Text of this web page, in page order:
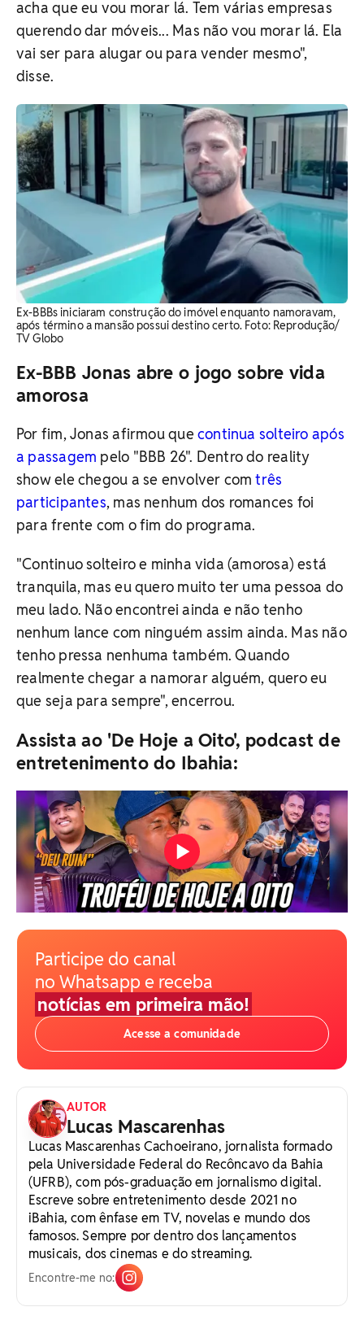
acha que eu vou morar lá. Tem várias empresas
querendo dar móveis... Mas não vou morar lá. Ela
vai ser para alugar ou para vender mesmo",
disse.
Ex-BBBs iniciaram construção do imóvel enquanto namoravam,
após término a mansão possui destino certo. Foto: Reprodução/
TV Globo
Ex-BBB Jonas abre o jogo sobre vida
amorosa
Por fim, Jonas afirmou que continua solteiro após
a passagem pelo "BBB 26". Dentro do reality
show ele chegou a se envolver comtrês
participantes, mas nenhum dos romances foi
para frente com o fim do programa.
"Continuo solteiro e minha vida (amorosa) está
tranquila, mas eu quero muito ter uma pessoa do
meu lado. Não encontrei ainda e não tenho
nenhum lance com ninguém assim ainda. Mas não
tenho pressa nenhuma também. Quando
realmente chegar a namorar alguém, quero eu
que seja para sempre", encerrou.
Assista ao 'De Hoje a Oito', podcast de
entretenimento do Ibahia:
Participe do canal
no Whatsapp e receba
notícias em primeira mão!
Acesse a comunidade
AUTOR
Lucas Mascarenhas
Lucas Mascarenhas Cachoeirano, jornalista formado
pela Universidade Federal do Recôncavo da Bahia
(UFRB), com pós-graduação em jornalismo digital.
Escreve sobre entretenimento desde 2021 no
iBahia, com ênfase em TV, novelas e mundo dos
famosos. Sempre por dentro dos lançamentos
musicais, dos cinemas e do streaming.
Encontre-me no: